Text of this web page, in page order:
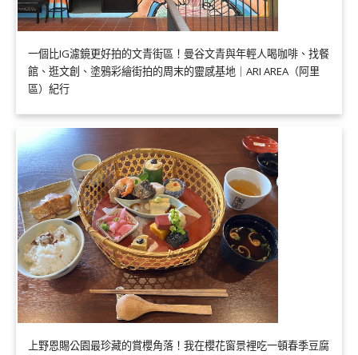
一個比IG濾鏡更好拍的文青街區！曼谷文青與年輕人喝咖啡、找餐
館、逛文創、塗鴉彩繪街拍的周末的靈感基地｜ARI AREA（阿里
區）紀行
上野恩賜公園最珍藏的賞櫻角落！我在櫻花窗景裡吃一頓春季豆腐